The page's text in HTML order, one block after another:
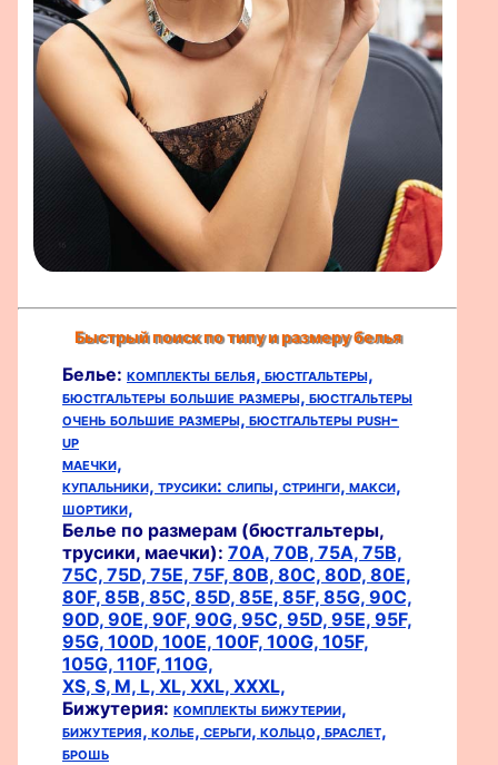
Быстрый поиск по типу и размеру белья
Белье: комплекты белья, бюстгальтеры,
бюстгальтеры большие размеры, бюстгальтеры
очень большие размеры, бюстгальтеры push-
up
маечки,
купальники, трусики: слипы, стринги, макси,
шортики,
Белье по размерам (бюстгальтеры,
трусики, маечки): 70A, 70B, 75A, 75B,
75C, 75D, 75E, 75F, 80B, 80C, 80D, 80E,
80F, 85B, 85C, 85D, 85E, 85F, 85G, 90C,
90D, 90E, 90F, 90G, 95C, 95D, 95E, 95F,
95G, 100D, 100E, 100F, 100G, 105F,
105G, 110F, 110G,
XS, S, M, L, XL, XXL, XXXL,
Бижутерия: комплекты бижутерии,
бижутерия, колье, серьги, кольцо, браслет,
брошь